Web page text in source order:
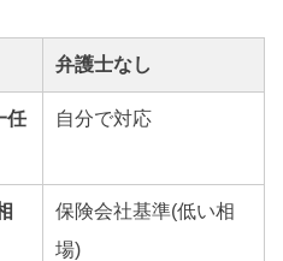
弁護士なし
任 自分で対応
保険会社基準(低い相
場)